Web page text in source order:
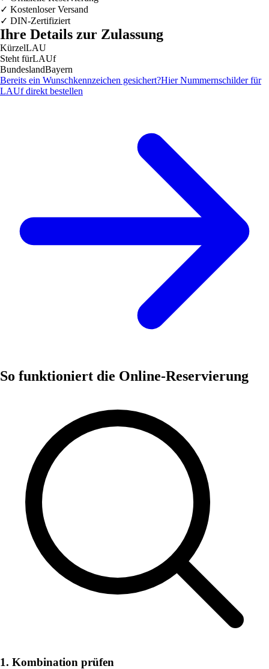
✓ Kostenloser Versand
✓ DIN-Zertifiziert
Ihre Details zur Zulassung
KürzelLAU
Steht fürLAUf
BundeslandBayern
Bereits ein Wunschkennzeichen gesichert?Hier Nummernschilder für
LAUfdirekt bestellen
So funktioniert die Online-Reservierung
1. Kombination prüfen